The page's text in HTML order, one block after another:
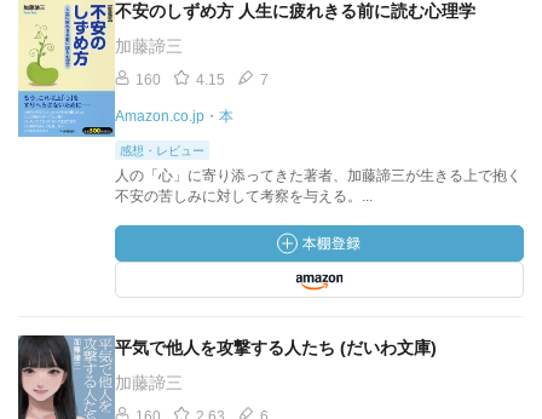
不安のしずめ方 人生に疲れきる前に読む心理学
加藤諦三
160 4.15 7
Amazon.co.jp・本
感想・レビュー
人の「心」に寄り添ってきた著者、加藤諦三が生きる上で抱く
不安の苦しみに対して考察を与える。...
平気で他人を攻撃する人たち (だいわ文庫)
加藤諦三